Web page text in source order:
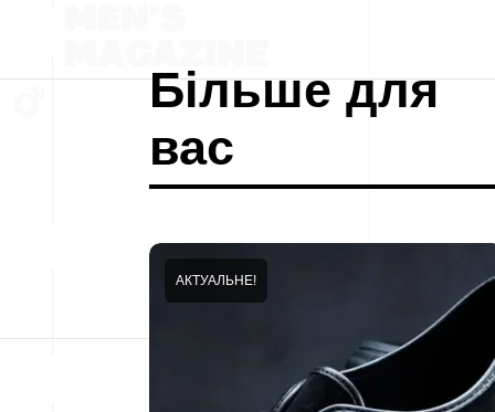
Більше для
вас
АКТУАЛЬНЕ!